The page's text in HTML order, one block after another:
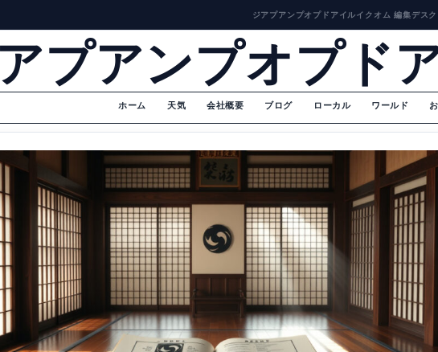
ジアプアンプオプドアイルイクオム 編集デスク
プアンプオプド
ホーム 天気 会社概要 ブログ ローカル ワールド